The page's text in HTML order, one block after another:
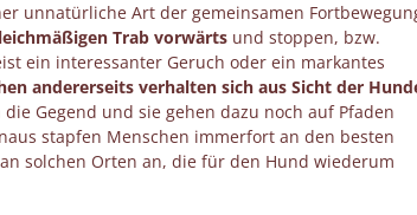
unnatürliche Art der gemeinsamen
Trab vorwärts und stoppen, bzw.
ein interessanter Geruch oder ein markantes
andererseits verhalten sich aus Sicht der
Gegend und sie gehen dazu noch auf Pfaden
stapfen Menschen immerfort an den besten
solchen Orten an, die für den Hund wiederum